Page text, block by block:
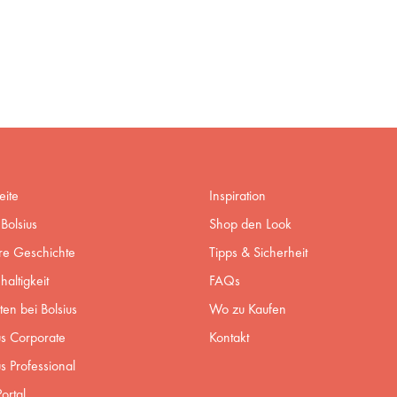
Geschichte
bei Bolsius
Corporate
Professional
Inspiration
Shop den Look
Tipps & Sicherheit
FAQs
Wo zu Kaufen
Kontakt